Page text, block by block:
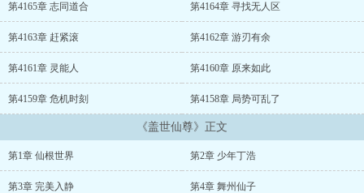
第4165章 志同道合 第4164章 寻找无人区
第4163章 赶紧滚 第4162章 游刃有余
第4161章 灵能人 第4160章 原来如此
第4159章 危机时刻 第4158章 局势可乱了
《盖世仙尊》正文
第1章 仙根世界 第2章 少年丁浩
第3章 完美入静 第4章 舞州仙子